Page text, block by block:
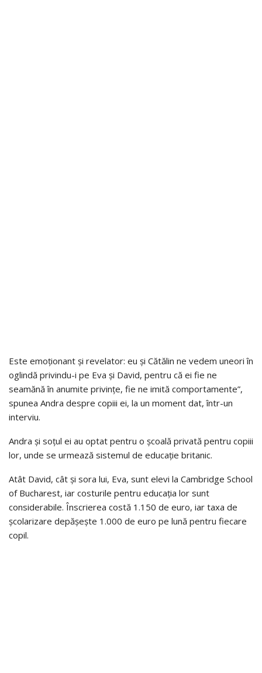
Este emoționant și revelator: eu și Cătălin ne vedem uneori în
oglindă privindu-i pe Eva și David, pentru că ei fie ne
seamănă în anumite privințe, fie ne imită comportamente”,
spunea Andra despre copiii ei, la un moment dat, într-un
interviu.
Andra și soțul ei au optat pentru o școală privată pentru copiii
lor, unde se urmează sistemul de educație britanic.
Atât David, cât și sora lui, Eva, sunt elevi la Cambridge School
of Bucharest, iar costurile pentru educația lor sunt
considerabile. Înscrierea costă 1.150 de euro, iar taxa de
școlarizare depășește 1.000 de euro pe lună pentru fiecare
copil.